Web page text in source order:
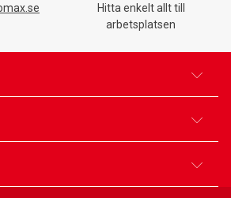
Hitta enkelt allt till
arbetsplatsen